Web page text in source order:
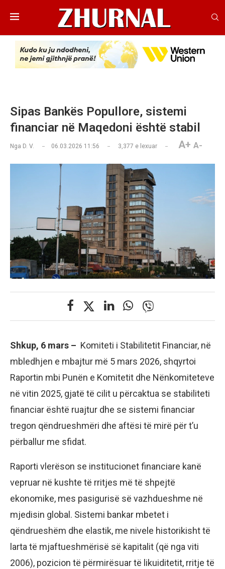
Sipas Bankës Popullore, sistemi
financiar në Maqedoni është stabil
Nga D. V. 06.03.2026 11:56 3,377 e lexuar A+ A-
Shkup, 6 mars – Komiteti i Stabilitetit Financiar, në
mbledhjen e mbajtur më 5 mars 2026, shqyrtoi
Raportin mbi Punën e Komitetit dhe Nënkomiteteve
në vitin 2025, gjatë të cilit u përcaktua se stabiliteti
financiar është ruajtur dhe se sistemi financiar
tregon qëndrueshmëri dhe aftësi të mirë për t’u
përballur me sfidat.
Raporti vlerëson se institucionet financiare kanë
vepruar në kushte të rritjes më të shpejtë
ekonomike, mes pasigurisë së vazhdueshme në
mjedisin global. Sistemi bankar mbetet i
qëndrueshëm dhe elastik, me nivele historikisht të
larta të mjaftueshmërisë së kapitalit (që nga viti
2006), pozicion të përmirësuar të likuiditetit, rritje të